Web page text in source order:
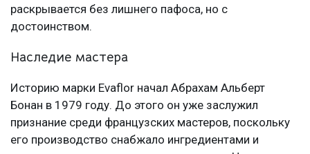
раскрывается без лишнего пафоса, но с
достоинством.
Наследие мастера
Историю марки Evaflor начал Абрахам Альберт
Бонан в 1979 году. До этого он уже заслужил
признание среди французских мастеров, поскольку
его производство снабжало ингредиентами и